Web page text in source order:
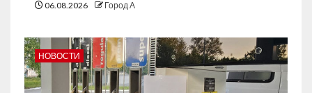
06.08.2026 Город А
НОВОСТИ